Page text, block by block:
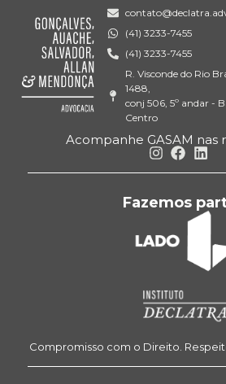
(41) 3233-7455
(41) 3233-7455
R. Visconde do Rio
1488,
conj 506, 5º andar -
Centro
Acompanhe GASAM nas
Fazemos
Compromisso com o Direito.